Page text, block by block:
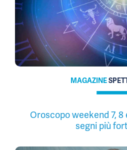
MAGAZINE
Oroscopo weekend 7, 8
segni più